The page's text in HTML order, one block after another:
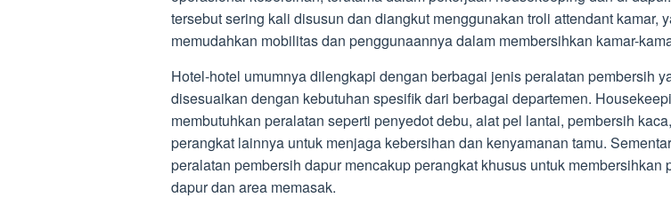
tersebut sering kali disusun dan diangkut menggunakan troli attendant kamar,
memudahkan mobilitas dan penggunaannya dalam membersihkan kamar-
Hotel-hotel umumnya dilengkapi dengan berbagai jenis peralatan pembersih
disesuaikan dengan kebutuhan spesifik dari berbagai departemen.
membutuhkan peralatan seperti penyedot debu, alat pel lantai, pembersih
perangkat lainnya untuk menjaga kebersihan dan kenyamanan tamu.
peralatan pembersih dapur mencakup perangkat khusus untuk membersihkan
dapur dan area memasak.